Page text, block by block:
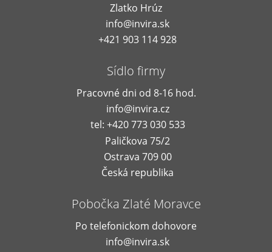
Zlatko Hrúz
info@invira.sk
+421 903 114 928
Sídlo firmy
Pracovné dni od 8-16 hod.
info@invira.cz
tel: +420 773 030 533
Paličkova 75/2
Ostrava 709 00
Česká republika
Pobočka Zlaté Moravce
Po telefonickom dohovore
info@invira.sk